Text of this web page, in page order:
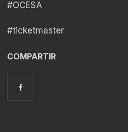
#OCESA
#ticketmaster
COMPARTIR